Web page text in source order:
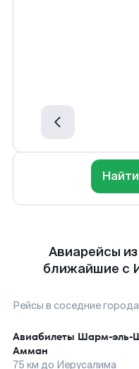
Авиарейсы
ближайшие с
Рейсы в соседние города
Авиабилеты Шарм-эль-
Амман
75 км до Иерусалима